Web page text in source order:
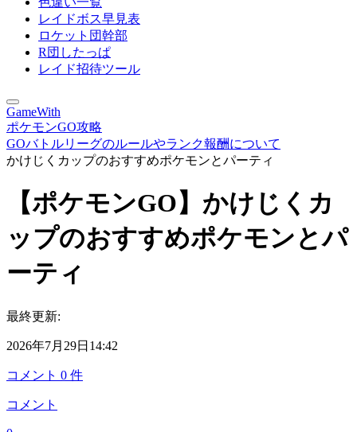
レイドボス早見表
ロケット団幹部
R団したっぱ
レイド招待ツール
GameWith
ポケモンGO攻略
GOバトルリーグのルールやランク報酬について
かけじくカップのおすすめポケモンとパーティ
【ポケモンGO】かけじくカ
ップのおすすめポケモンとパ
ーティ
最終更新:
2026年7月29日14:42
コメント 0 件
コメント